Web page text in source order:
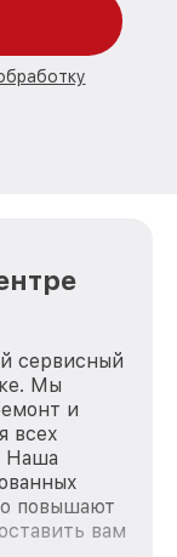
сервисный
Мы
и
всех
Наша
повышают
вам